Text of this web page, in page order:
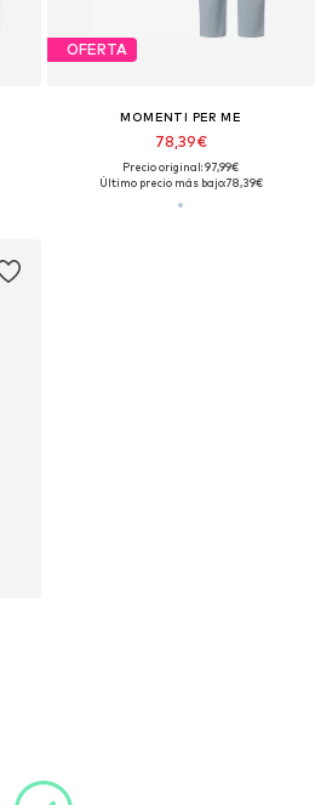
OFERTA
MOMENTI PER ME
78,39€
Precio original: 97,99€
Último precio más bajo:78,39€